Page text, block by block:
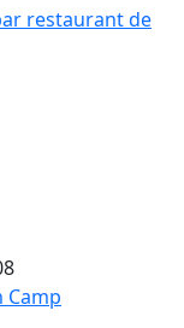
restaurant de
Camp